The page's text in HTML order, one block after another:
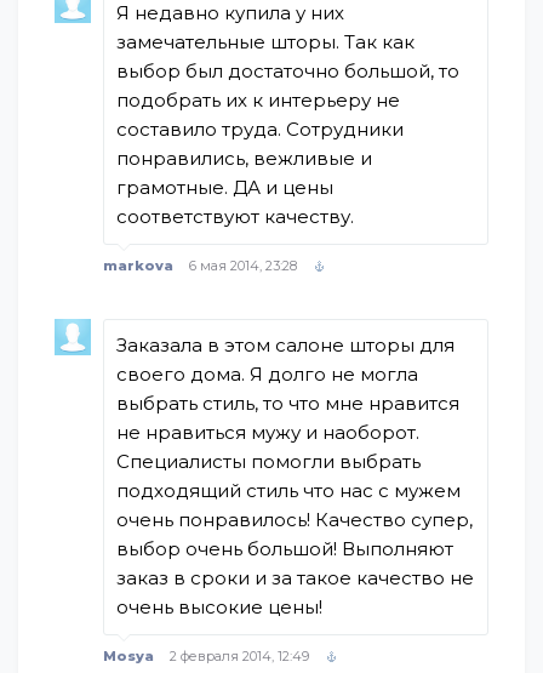
Я недавно купила у них
замечательные шторы. Так как
выбор был достаточно большой, то
подобрать их к интерьеру не
составило труда. Сотрудники
понравились, вежливые и
грамотные. ДА и цены
соответствуют качеству.
markova 6 мая 2014, 23:28
Заказала в этом салоне шторы для
своего дома. Я долго не могла
выбрать стиль, то что мне нравится
не нравиться мужу и наоборот.
Специалисты помогли выбрать
подходящий стиль что нас с мужем
очень понравилось! Качество супер,
выбор очень большой! Выполняют
заказ в сроки и за такое качество не
очень высокие цены!
Mosya 2 февраля 2014, 12:49